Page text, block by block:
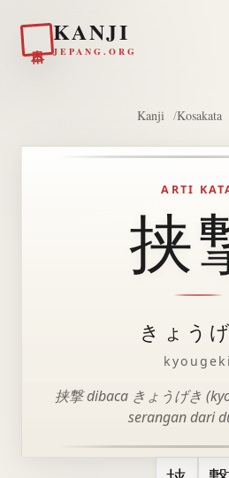
KANJI
JEPANG.ORG
Kanji Kosakata
ARTI
挟
きょう
kyougeki
挟撃 dibaca きょうげき
serangan dari